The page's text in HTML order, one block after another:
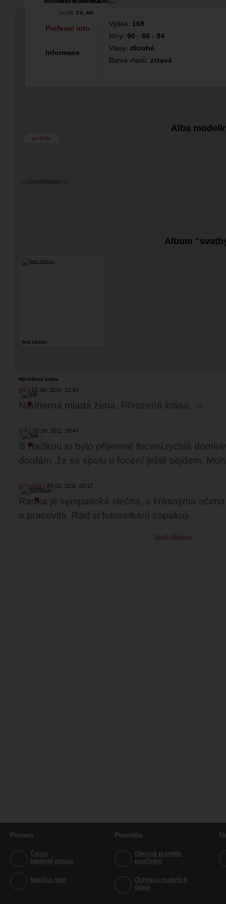
Jazyk: cs, en
Výška: 169
Míry: 90 - 68 - 94
Vlasy: dlouhé
Barva vlasů: zrzavá
Profesní info
Informace
Alba
portfolio
Album
bez názvu
Návštěvní kniha
blik 13. 06. 2019 12:43
Nádherná mladá žena. Přirozená krása. ☺
fruit 18. 09. 2011 20:47
S Radkou to bylo příjemné focení,rychlá
doufám ,že se spolu u focení ještě sejdem.
luckybooj 24. 01. 2011 00:17
Radka je sympatická slečna, s krásnýma
a pracovitá. Rád si fotosetkání zopakuji.
Starší příspěvky
Pomoc
Často
kladené dotazy
Napište nám
Pravidla
Obecná pravidla
používání
Ochrana osobních
údajů